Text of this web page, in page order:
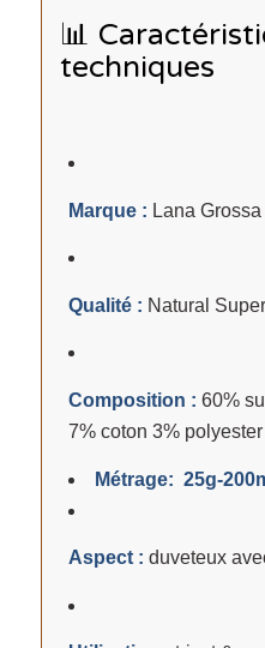
📊
techniques
Marque : Lana Grossa
Qualité : Natural
Composition : 60%
7% coton 3% polyester
Métrage: 25g-
Aspect : duveteux